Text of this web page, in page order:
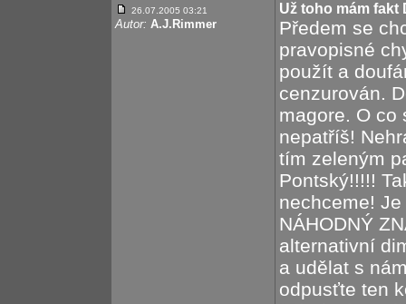
26.07.2005 03:21
Autor: A.J.Rimmer
Už toho mám fakt
Předem se
pravopisné
použít a
cenzurován.
magore. O co
nepatříš!
tím zeleným
Pontský!!!!!
nechceme!
NÁHODNÝ
alternativní
a udělat s
odpusťte ten